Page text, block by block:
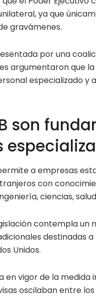
ya que
gravámenes.
por una
argumentaron que
especializado
son
a empresas
con
ciencias,
contempla un
destinadas
Unidos.
en vigor de la medida
oscilaban entre